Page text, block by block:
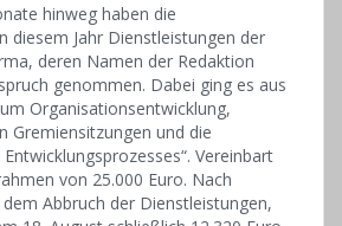
hinweg haben die
diesem Jahr Dienstleistungen der
deren Namen der Redaktion
genommen. Dabei ging es aus
Organisationsentwicklung,
Gremiensitzungen und die
Vereinbart
von 25.000 Euro. Nach
Abbruch der Dienstleistungen,